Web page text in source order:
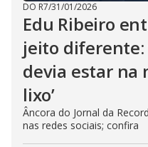
DO R7/31/01/2026
Edu Ribeiro
jeito diferente:
devia estar na
lixo’
Âncora do Jornal da
nas redes sociais; confira